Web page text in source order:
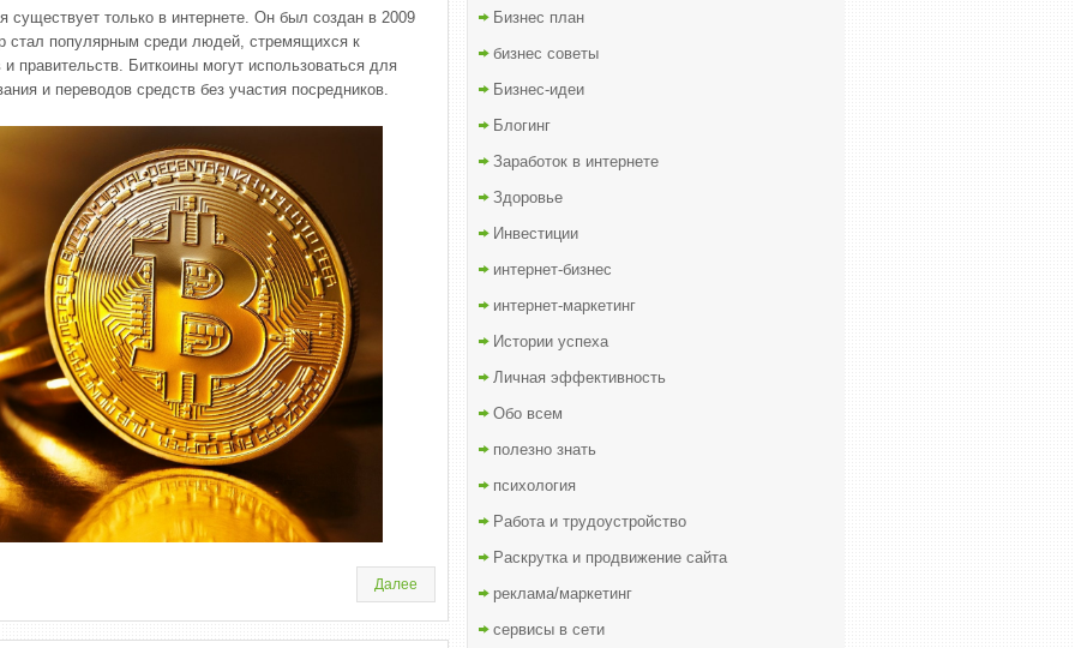
существует только в интернете. Он был создан в 2009
стал популярным среди людей, стремящихся к
правительств. Биткоины могут использоваться для
и переводов средств без участия посредников.
Далее
Бизнес план
бизнес советы
Бизнес-идеи
Блогинг
Заработок в интернете
Здоровье
Инвестиции
интернет-бизнес
интернет-маркетинг
Истории успеха
Личная эффективность
Обо всем
полезно знать
психология
Работа и трудоустройство
Раскрутка и продвижение сайта
реклама/маркетинг
сервисы в сети